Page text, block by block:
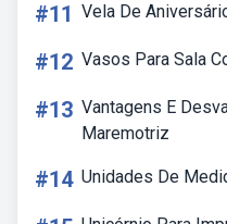
#11 Vela De
#12 Vasos Para Sala
#13 Vantagens E
Maremotriz
#14 Unidades De